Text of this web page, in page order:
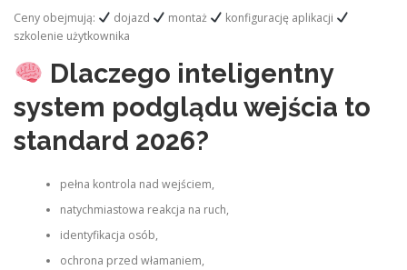
Ceny obejmują: dojazd montaż
konfigurację aplikacji
szkolenie użytkownika
Dlaczego inteligentny
system podglądu wejścia to
standard 2026?
pełna kontrola nad wejściem,
natychmiastowa reakcja na ruch,
identyfikacja osób,
ochrona przed włamaniem,